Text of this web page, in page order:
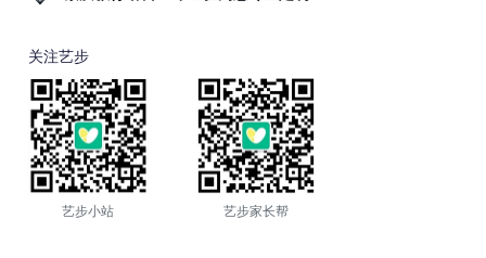
关注艺步
艺步小站 艺步家长帮